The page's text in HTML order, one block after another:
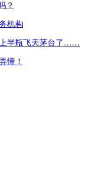
？
机构
上半瓶飞天茅台了……
懂！